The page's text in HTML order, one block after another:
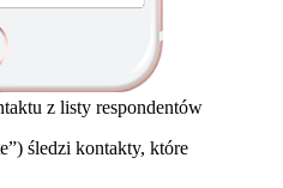
z listy respondentów
śledzi kontakty, które